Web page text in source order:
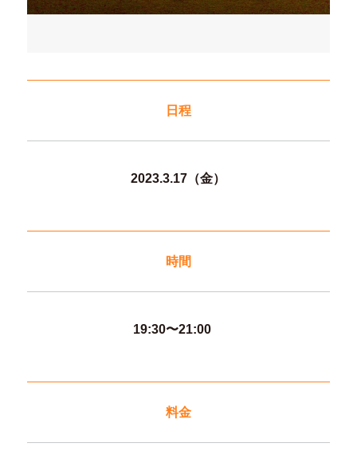
日程
2023.3.17（金）
時間
19:30〜21:00
料金